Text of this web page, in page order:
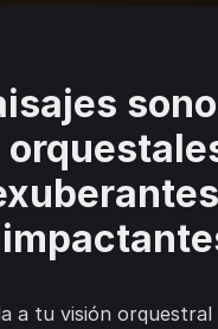
a tu visión orquestral